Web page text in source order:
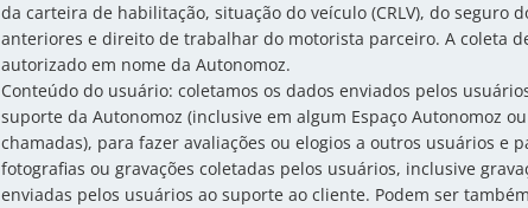
da carteira de habilitação, situação do veículo (CRLV), do seguro
anteriores e direito de trabalhar do motorista parceiro. A coleta
autorizado em nome da Autonomoz.
Conteúdo do usuário: coletamos os dados enviados pelos
suporte da Autonomoz (inclusive em algum Espaço Autonomoz
chamadas), para fazer avaliações ou elogios a outros usuários e
fotografias ou gravações coletadas pelos usuários, inclusive
enviadas pelos usuários ao suporte ao cliente. Podem ser